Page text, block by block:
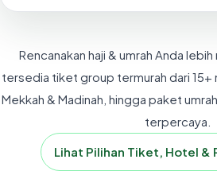
Rencanakan haji & umrah Anda
tersedia tiket group termurah dari 15+
Mekkah & Madinah, hingga paket
terpercaya.
Lihat Pilihan Tiket, Hotel &